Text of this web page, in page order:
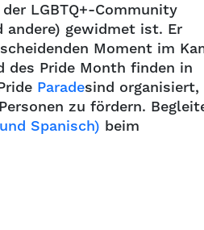
LGBTQ+-Community
andere) gewidmet ist. Er
Moment im
des Pride Month finden in
Paradesind organisiert,
zu fördern.
Spanisch) beim